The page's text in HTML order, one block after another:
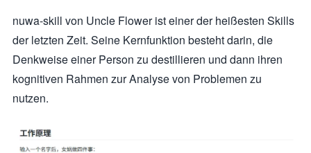
nuwa-skill von Uncle Flower ist einer der heißesten Skills
der letzten Zeit. Seine Kernfunktion besteht darin, die
Denkweise einer Person zu destillieren und dann ihren
kognitiven Rahmen zur Analyse von Problemen zu
nutzen.